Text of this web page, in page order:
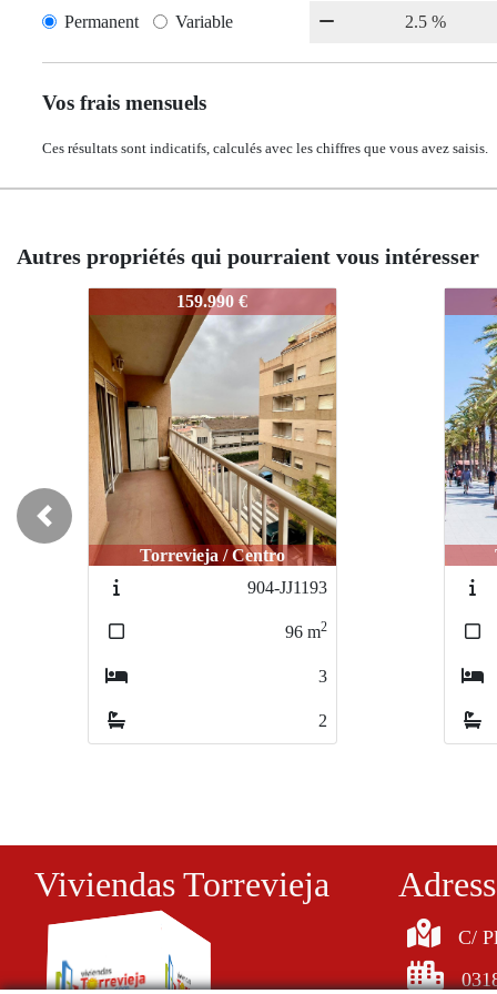
Permanent Variable
Vos frais mensuels
Ces résultats sont indicatifs, calculés avec les chiffres que vous avez saisis.
Autres propriétés qui pourraient vous intéresser
Torrevieja / Centro
904-JJ1193
941-mks4639
941-
Previous
Viviendas Torrevieja
C/